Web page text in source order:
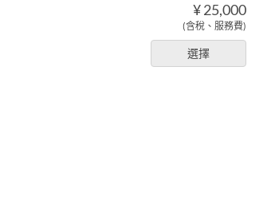
¥ 25,000
(含稅、服務費)
選擇